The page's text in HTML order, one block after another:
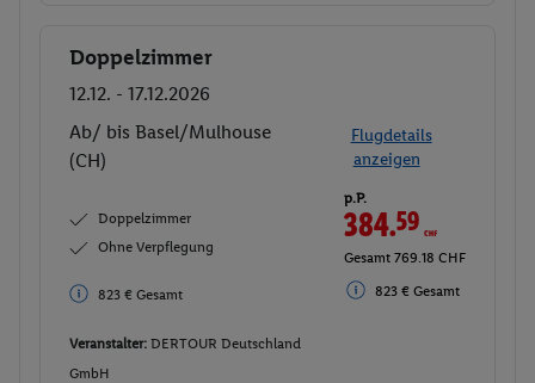
Buchen
Doppelzimmer
12.12. - 17.12.2026
Ab/ bis Basel/Mulhouse
(CH)
Flugdetails
anzeigen
Doppelzimmer
Ohne Verpflegung
823 € Gesamt
p.P.
384.59CHF
Gesamt 769.18 CHF
823 € Gesamt
Veranstalter: DERTOUR Deutschland
GmbH